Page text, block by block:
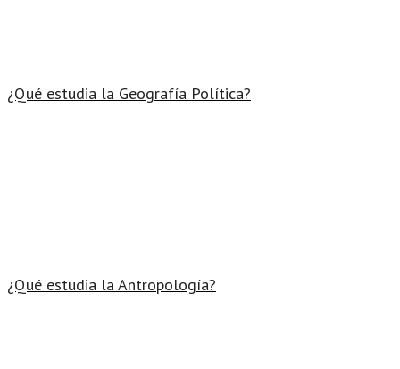
¿Qué estudia la Geografía Política?
¿Qué estudia la Antropología?